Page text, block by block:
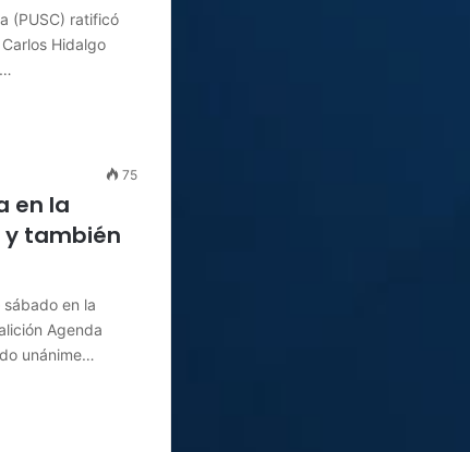
(PUSC) ratificó
Hidalgo
75
en la
también
en la
Agenda
unánime…